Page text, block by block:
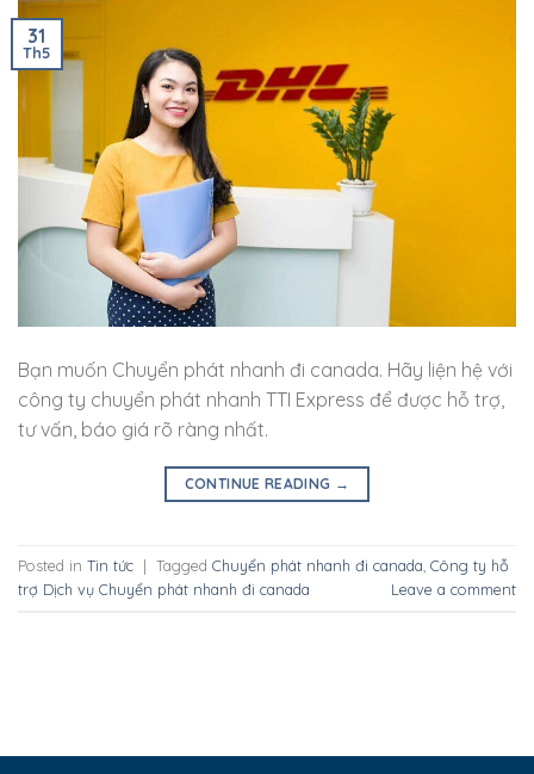
31
Th5
Bạn muốn Chuyển phát nhanh đi canada. Hãy liện hệ với
công ty chuyển phát nhanh TTI Express để được hỗ trợ,
tư vấn, báo giá rõ ràng nhất.
CONTINUE READING →
Posted in Tin tức | Tagged Chuyển phát nhanh đi canada Công ty hỗ
trợ Dịch vụ Chuyển phát nhanh đi canada
Leave a comment